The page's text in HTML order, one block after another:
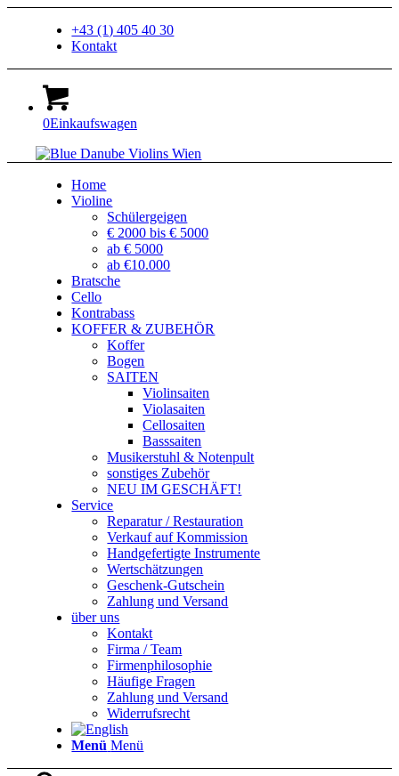
+43 (1) 405 40 30
Kontakt
0Einkaufswagen
Home
Violine
Schülergeigen
€ 2000 bis € 5000
ab € 5000
ab €10.000
Bratsche
Cello
Kontrabass
KOFFER & ZUBEHÖR
Koffer
Bogen
SAITEN
Violinsaiten
Violasaiten
Cellosaiten
Basssaiten
Musikerstuhl & Notenpult
sonstiges Zubehör
NEU IM GESCHÄFT!
Service
Reparatur / Restauration
Verkauf auf Kommission
Handgefertigte Instrumente
Wertschätzungen
Geschenk-Gutschein
Zahlung und Versand
über uns
Kontakt
Firma / Team
Firmenphilosophie
Häufige Fragen
Zahlung und Versand
Widerrufsrecht
Menü Menü